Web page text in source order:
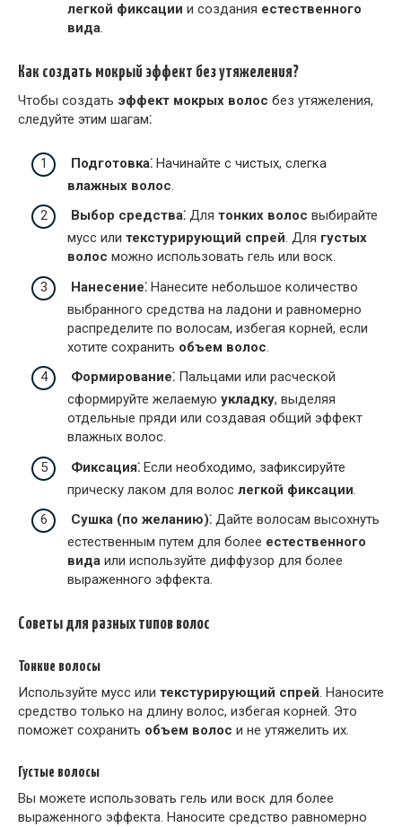
легкой фиксации и создания естественного
вида.
Как создать мокрый эффект без утяжеления?
Чтобы создать эффект мокрых волос без утяжеления,
следуйте этим шагам⁚
Подготовка⁚ Начинайте с чистых, слегка
влажных волос.
Выбор средства⁚ Для тонких волос выбирайте
мусс или текстурирующий спрей. Для густых
волос можно использовать гель или воск.
Нанесение⁚ Нанесите небольшое количество
выбранного средства на ладони и равномерно
распределите по волосам, избегая корней, если
хотите сохранить объем волос.
Формирование⁚ Пальцами или расческой
сформируйте желаемую укладку, выделяя
отдельные пряди или создавая общий эффект
влажных волос.
Фиксация⁚ Если необходимо, зафиксируйте
прическу лаком для волос легкой фиксации.
Сушка (по желанию)⁚ Дайте волосам высохнуть
естественным путем для более естественного
вида или используйте диффузор для более
выраженного эффекта.
Советы для разных типов волос
Тонкие волосы
Используйте мусс или текстурирующий спрей. Наносите
средство только на длину волос, избегая корней. Это
поможет сохранить объем волос и не утяжелить их.
Густые волосы
Вы можете использовать гель или воск для более
выраженного эффекта. Наносите средство равномерно